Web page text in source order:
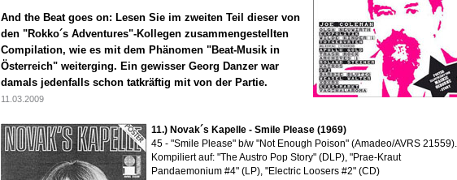
And the Beat goes on: Lesen Sie im zweiten Teil dieser von
den "Rokko´s Adventures"-Kollegen zusammengestellten
Compilation, wie es mit dem Phänomen "Beat-Musik in
Österreich" weiterging. Ein gewisser Georg Danzer war
damals jedenfalls schon tatkräftig mit von der Partie.
11.03.2009
11.) Novak´s Kapelle - Smile Please (1969)
45 - "Smile Please" b/w "Not Enough Poison" (Amadeo/AVRS 21559).
Kompiliert auf: "The Austro Pop Story" (DLP), "Prae-Kraut
Pandaemonium #4" (LP), "Electric Loosers #2" (CD)